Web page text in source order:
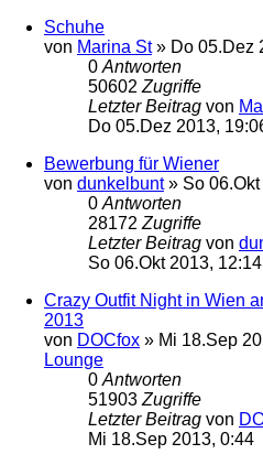
Schuhe
von Marina St» Do 05.Dez
0 Antworten
50602 Zugriffe
Letzter Beitrag von
Do 05.Dez 2013,
Bewerbung für Wiener
von dunkelbunt» So
0 Antworten
28172 Zugriffe
Letzter Beitrag von
So 06.Okt 2013, 12:14
Crazy Outfit Night in Wien
2013
von DOCfox » Mi 18.Sep
Lounge
0 Antworten
51903 Zugriffe
Letzter Beitrag von
Mi 18.Sep 2013, 0:44